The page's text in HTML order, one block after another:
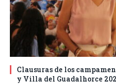
Clausuras de los
y Villa del Guadalhorce